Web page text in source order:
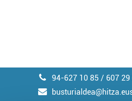
94-627 10 85 / 607 29